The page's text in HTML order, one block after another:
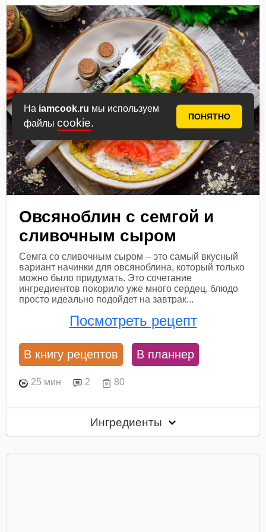
На iamcook.ru мы используем
файлы cookie.
ПОНЯТНО
Овсяноблин с семгой и
сливочным сыром
Семга со сливочным сыром – это самый вкусный
вариант начинки для овсяноблина, который только
можно было придумать. Это сочетание
ингредиентов покорило уже много сердец, блюдо
просто идеально подойдет на завтрак...
Посмотреть рецепт
В книгу рецептов В планнер
25 мин 2 80
Ингредиенты